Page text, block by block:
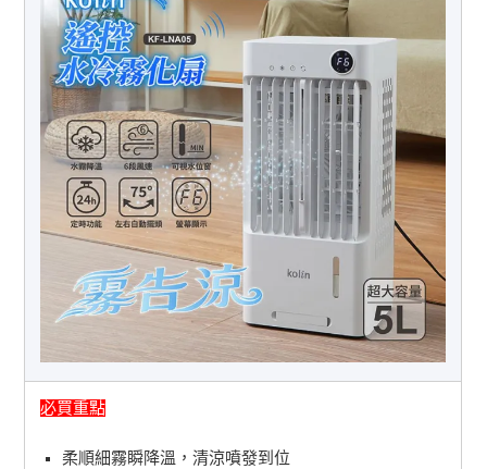
必買重點
柔順細霧瞬降溫，清涼噴發到位